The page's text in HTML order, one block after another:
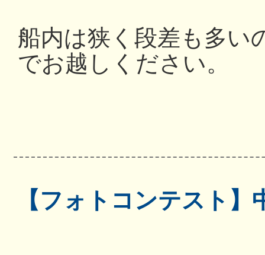
船内は狭く段差も多い
でお越しください。
【フォトコンテスト